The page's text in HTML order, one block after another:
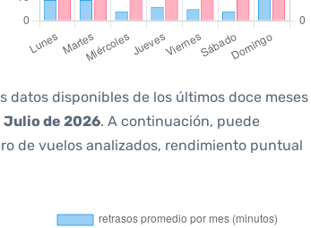
datos disponibles de los últimos doce meses
Julio de 2026. A continuación, puede
de vuelos analizados, rendimiento puntual